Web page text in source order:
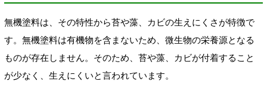
無機塗料は、その特性から苔や藻、カビの生えにくさが特徴で
す。無機塗料は有機物を含まないため、微生物の栄養源となる
ものが存在しません。そのため、苔や藻、カビが付着すること
が少なく、生えにくいと言われています。